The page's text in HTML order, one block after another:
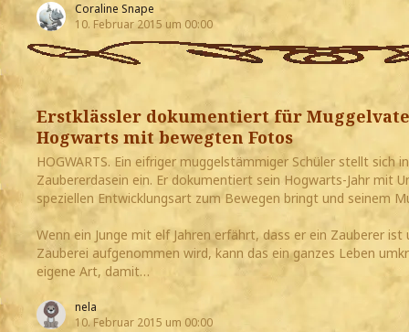
Coraline Snape
10. Februar 2015 um 00:00
Erstklässler dokumentiert für
Hogwarts mit bewegten Fotos
HOGWARTS. Ein eifriger muggelstämmiger Schüler stellt sich
Zaubererdasein ein. Er dokumentiert sein Hogwarts-Jahr mit
speziellen Entwicklungsart zum Bewegen bringt und seinem
Wenn ein Junge mit elf Jahren erfährt, dass er ein Zauberer ist
Zauberei aufgenommen wird, kann das ein ganzes Leben
eigene Art, damit…
nela
10. Februar 2015 um 00:00